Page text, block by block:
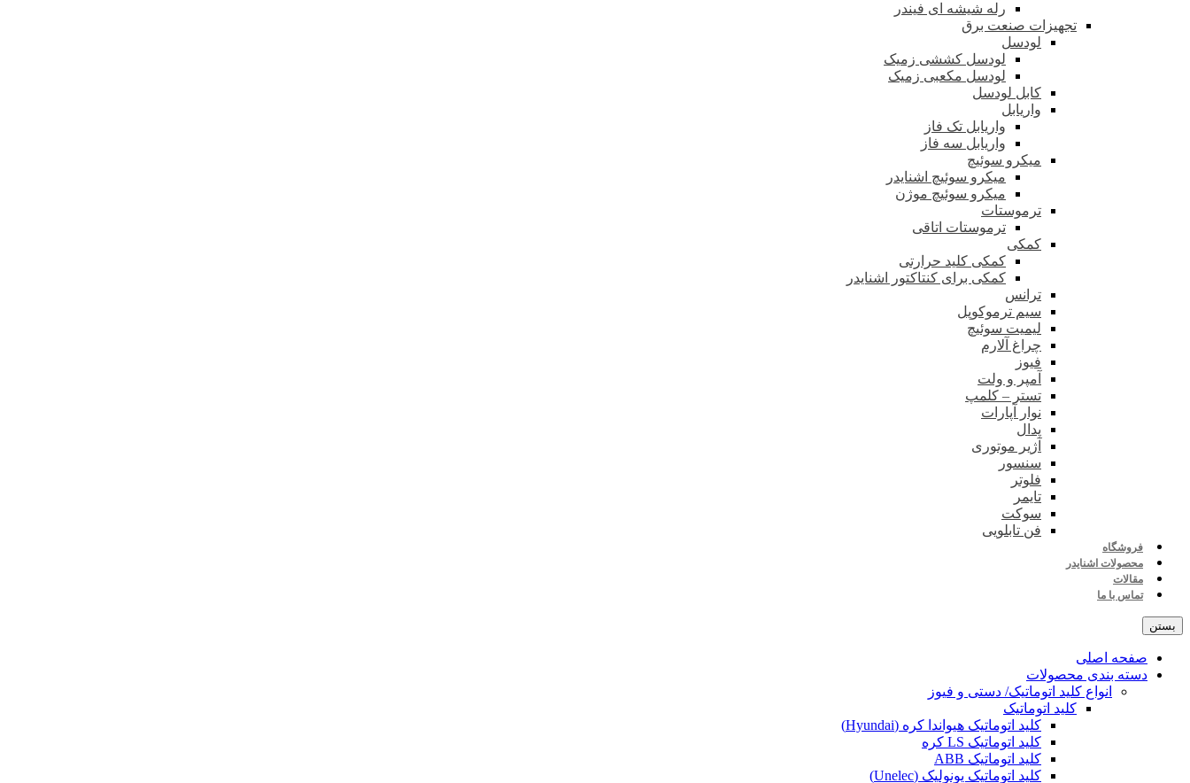
رله شیشه ای فیندر
تجهیزات صنعت برق
لودسل
لودسل کششی زمیک
لودسل مکعبی زمیک
کابل لودسل
واریابل
واریابل تک فاز
واریابل سه فاز
میکرو سوئیچ
میکرو سوئیچ اشنایدر
میکرو سوئیچ موژن
ترموستات
ترموستات اتاقی
کمکی
کمکی کلید حرارتی
کمکی برای کنتاکتور اشنایدر
ترانس
سیم ترموکوپل
لیمیت سوئیچ
چراغ آلارم
فیوز
آمپر و ولت
تستر – کلمپ
نوار آپارات
پدال
آژیر موتوری
سنسور
فلوتر
تایمر
سوکت
فن تابلویی
فروشگاه
محصولات اشنایدر
مقالات
تماس با ما
بستن
صفحه اصلی
دسته بندی محصولات
انواع کلید اتوماتیک/ دستی و فیوز
کلید اتوماتیک
کلید اتوماتیک هیواندا کره (Hyundai)
کلید اتوماتیک LS کره
کلید اتوماتیک ABB
کلید اتوماتیک یونولیک (Unelec)